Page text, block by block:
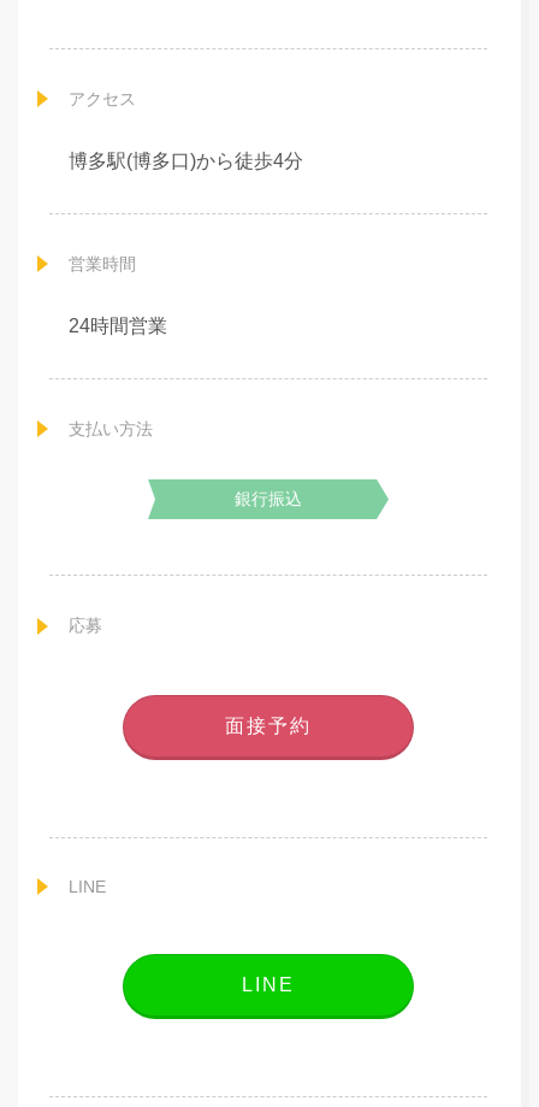
アクセス
博多駅(博多口)から徒歩4分
営業時間
24時間営業
支払い方法
銀行振込
応募
面接予約
LINE
LINE